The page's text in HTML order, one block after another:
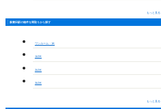
もっと見る
新豊田駅の物件を間取りから探す
ワンルーム・1K
1LDK
2LDK
3LDK
もっと見る